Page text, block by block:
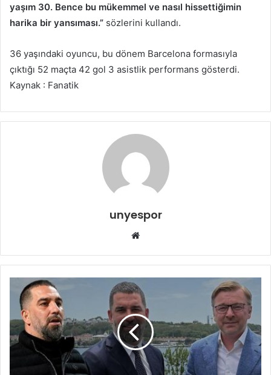
yaşım 30. Bence bu mükemmel ve nasıl hissettiğimin
harika bir yansıması.” sözlerini kullandı.
36 yaşındaki oyuncu, bu dönem Barcelona formasıyla
çıktığı 52 maçta 42 gol 3 asistlik performans gösterdi.
Kaynak : Fanatik
unyespor
Web